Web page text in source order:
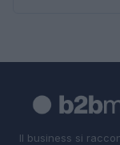
Il business si